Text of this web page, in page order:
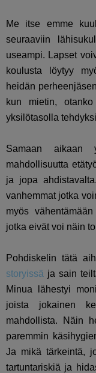
Me itse emme
seuraaviin
useampi. Lapset
koulusta löytyy
heidän
kun mietin,
yksilötasolla
Samaan aikaan
mahdollisuutta
ja jopa
vanhemmat jotka
myös
jotka eivät voi näin
Pohdiskelin tätä
storyissä ja sain
Minua lähestyi
joista jokainen
mahdollista. Näin
paremmin
Ja mikä tärkeintä,
tartuntariskiä ja